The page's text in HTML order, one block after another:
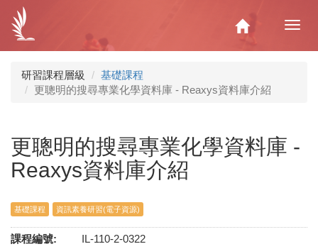
內
Home
研習課程層級
基礎課程
更聰明的搜尋專業化學資料庫 - Reaxys資料庫介紹
更聰明的搜尋專業化學資料庫 -
Reaxys資料庫介紹
基礎課程 資訊素養研習(電子資源)
課程編號:
IL-110-2-0322